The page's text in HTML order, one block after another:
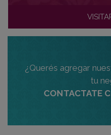
¿Querés agregar
tu
CONTACTATE